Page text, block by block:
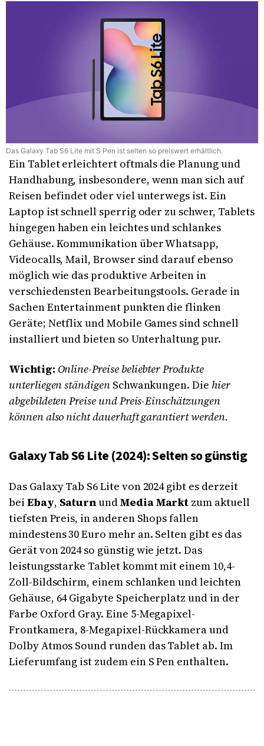
Das Galaxy Tab S6 Lite mit S Pen ist selten so preiswert erhältlich.
Ein Tablet erleichtert oftmals die Planung und
Handhabung, insbesondere, wenn man sich auf
Reisen befindet oder viel unterwegs ist. Ein
Laptop ist schnell sperrig oder zu schwer, Tablets
hingegen haben ein leichtes und schlankes
Gehäuse. Kommunikation über Whatsapp,
Videocalls, Mail, Browser sind darauf ebenso
möglich wie das produktive Arbeiten in
verschiedensten Bearbeitungstools. Gerade in
Sachen Entertainment punkten die flinken
Geräte; Netflix und Mobile Games sind schnell
installiert und bieten so Unterhaltung pur.
Wichtig: Online-Preise beliebter Produkte
unterliegen ständigen Schwankungen. Die hier
abgebildeten Preise und Preis-Einschätzungen
können also nicht dauerhaft garantiert werden.
Galaxy Tab S6 Lite (2024): Selten so günstig
Das Galaxy Tab S6 Lite von 2024 gibt es derzeit
bei Ebay, SaturnundMedia Markt zum aktuell
tiefsten Preis, in anderen Shops fallen
mindestens 30 Euro mehr an. Selten gibt es das
Gerät von 2024 so günstig wie jetzt. Das
leistungsstarke Tablet kommt mit einem 10,4-
Zoll-Bildschirm, einem schlanken und leichten
Gehäuse, 64 Gigabyte Speicherplatz und in der
Farbe Oxford Gray. Eine 5-Megapixel-
Frontkamera, 8-Megapixel-Rückkamera und
Dolby Atmos Sound runden das Tablet ab. Im
Lieferumfang ist zudem ein S Pen enthalten.